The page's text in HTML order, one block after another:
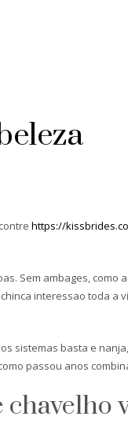
https://
Sem ambages,
interessao toda a
sistemas basta e
passou anos